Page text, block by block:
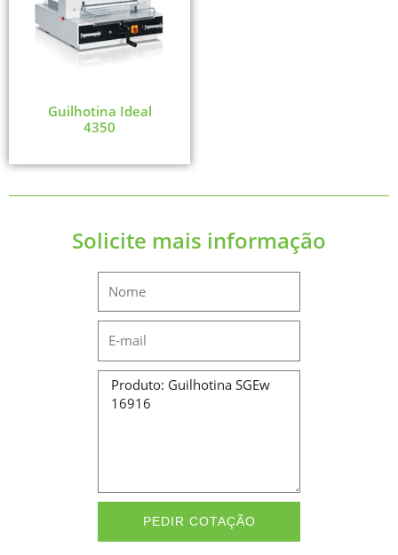
Guilhotina Ideal
4350
Solicite mais informação
Email
Message
PEDIR COTAÇÃO